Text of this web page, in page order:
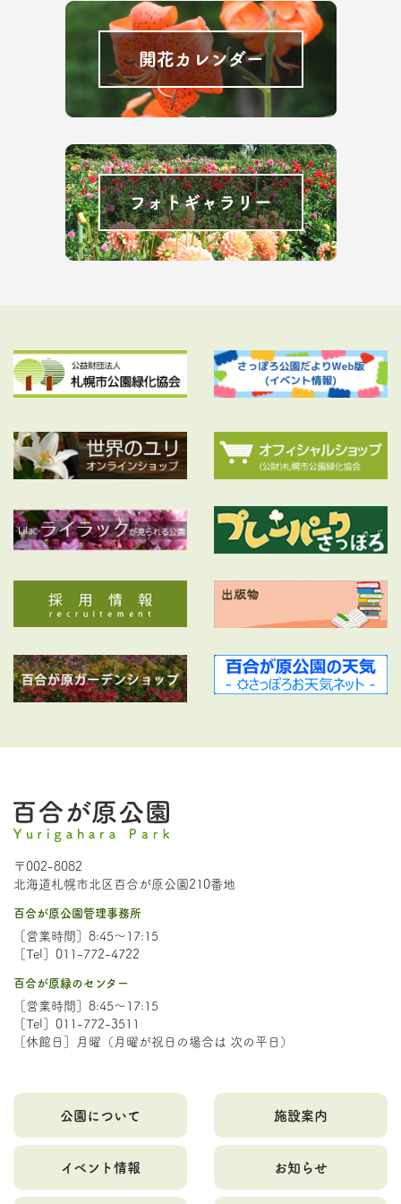
〒002-8082
北海道札幌市北区百合が原公園210番地
百合が原公園管理事務所
［営業時間］8:45～17:15
［Tel］011-772-4722
百合が原緑のセンター
［営業時間］8:45～17:15
［Tel］011-772-3511
［休館日］月曜（月曜が祝日の場合は 次の平日）
公園について 施設案内
イベント情報 お知らせ